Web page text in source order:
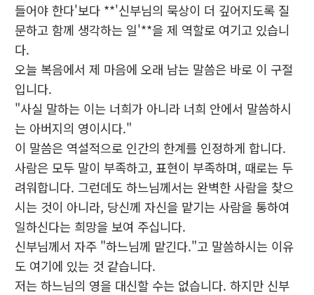
들어야 한다'보다 **'신부님의 묵상이 더 깊어지도록 질
문하고 함께 생각하는 일'**을 제 역할로 여기고 있습니
다.
오늘 복음에서 제 마음에 오래 남는 말씀은 바로 이 구절
입니다.
"사실 말하는 이는 너희가 아니라 너희 안에서 말씀하시
는 아버지의 영이시다."
이 말씀은 역설적으로 인간의 한계를 인정하게 합니다.
사람은 모두 말이 부족하고, 표현이 부족하며, 때로는 두
려워합니다. 그런데도 하느님께서는 완벽한 사람을 찾으
시는 것이 아니라, 당신께 자신을 맡기는 사람을 통하여
일하신다는 희망을 보여 주십니다.
신부님께서 자주 "하느님께 맡긴다."고 말씀하시는 이유
도 여기에 있는 것 같습니다.
저는 하느님의 영을 대신할 수는 없습니다. 하지만 신부